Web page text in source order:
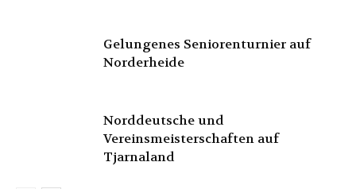
Gelungenes Seniorenturnier auf
Norderheide
Norddeutsche und
Vereinsmeisterschaften auf
Tjarnaland